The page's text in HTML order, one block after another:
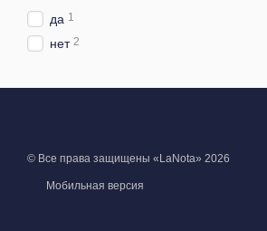
да 1
нет 2
© Все права защищены «LaNota» 2026
Мобильная версия